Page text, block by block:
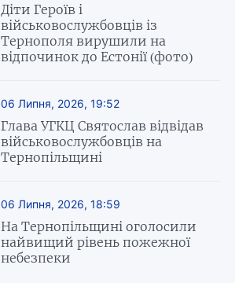
Діти Героїв і
військовослужбовців із
Тернополя вирушили на
відпочинок до Естонії (фото)
06 Липня, 2026, 19:52
Глава УГКЦ Святослав відвідав
військовослужбовців на
Тернопільщині
06 Липня, 2026, 18:59
На Тернопільщині оголосили
найвищий рівень пожежної
небезпеки